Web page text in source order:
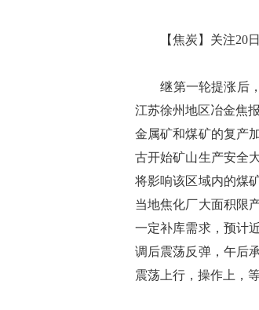
【焦炭】关注20日
继第一轮提涨后，
江苏徐州地区冶金焦
金属矿和煤矿的复产
古开始矿山生产安全
将影响该区域内的煤
当地焦化厂大面积限
一定补库需求，预计
调后震荡反弹，午后
震荡上行，操作上，